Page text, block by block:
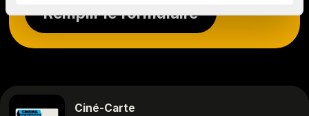
Remplir le formulaire
Ciné-Carte